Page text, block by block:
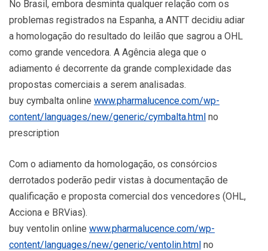
No Brasil, embora desminta qualquer relação com os
problemas registrados na Espanha, a ANTT decidiu adiar
a homologação do resultado do leilão que sagrou a OHL
como grande vencedora. A Agência alega que o
adiamento é decorrente da grande complexidade das
propostas comerciais a serem analisadas.
buy cymbalta online www.pharmalucence.com/wp-
content/languages/new/generic/cymbalta.html no
prescription
Com o adiamento da homologação, os consórcios
derrotados poderão pedir vistas à documentação de
qualificação e proposta comercial dos vencedores (OHL,
Acciona e BRVias).
buy ventolin online www.pharmalucence.com/wp-
content/languages/new/generic/ventolin.html no